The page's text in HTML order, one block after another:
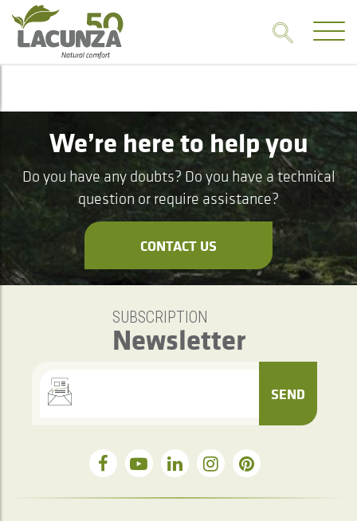
We’re here to help you
Do you have any doubts? Do you have a technical
question or require assistance?
CONTACT US
SUBSCRIPTION
Newsletter
SEND